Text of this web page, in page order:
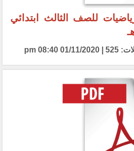
للصف الثالث ابتدائي